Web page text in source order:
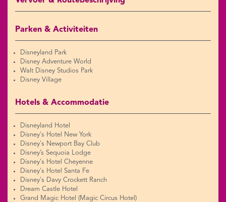
Parken & Activiteiten
Disneyland Park
Disney Adventure World
Walt Disney Studios Park
Disney Village
Hotels & Accommodatie
Disneyland Hotel
Disney's Hotel New York
Disney's Newport Bay Club
Disney’s Sequoia Lodge
Disney's Hotel Cheyenne
Disney's Hotel Santa Fe
Disney's Davy Crockett Ranch
Dream Castle Hotel
Grand Magic Hotel (Magic Circus Hotel)